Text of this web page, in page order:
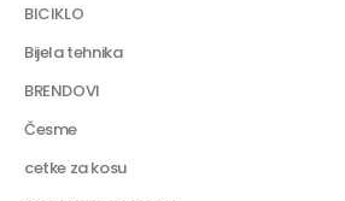
BICIKLO
Bijela tehnika
BRENDOVI
Česme
cetke za kosu